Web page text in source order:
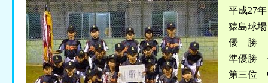
平成
猿島球場
優 勝 坂
準優勝
第三位